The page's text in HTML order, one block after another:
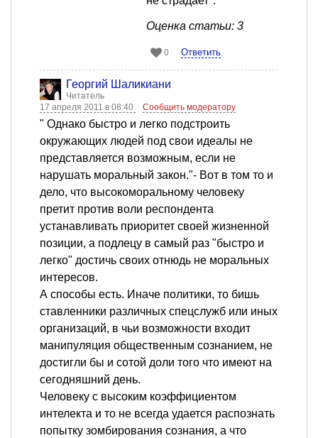
Оценка статьи: 3
0 Ответить
Георгий Шаликиани
Читатель
17 апреля 2011 в 08:40
Сообщить модератору
" Однако быстро и легко подстроить
окружающих людей под свои идеалы не
представляется возможным, если не
нарушать моральный закон."- Вот в том то и
дело, что высокоморальному человеку
претит против воли респондента
устанавливать приоритет своей жизненной
позиции, а подлецу в самый раз "быстро и
легко" достичь своих отнюдь не моральных
интересов.
А способы есть. Иначе политики, то бишь
ставленники различных спецслужб или иных
организаций, в чьи возможности входит
манипуляция общественным сознанием, не
достигли бы и сотой доли того что имеют на
сегодняшний день.
Человеку с высоким коэффициентом
интелекта и то не всегда удается распознать
попытку зомбирования сознания, а что